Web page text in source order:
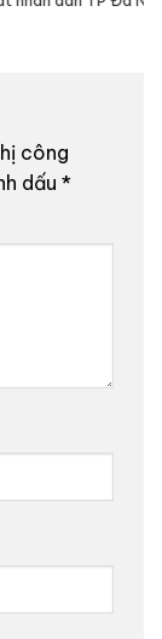
công
dấu *